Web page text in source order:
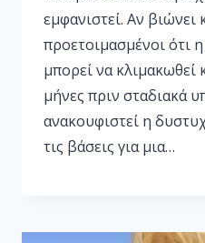
εμφανιστεί. Αν βιώνει
προετοιμασμένοι ότι
μπορεί να κλιμακωθεί
μήνες πριν σταδιακά
ανακουφιστεί η
τις βάσεις για μια…